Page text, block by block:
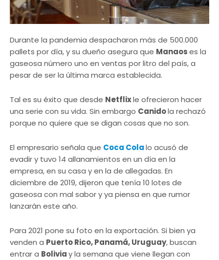
Durante la pandemia despacharon más de 500.000
pallets por día, y su dueño asegura que Manaoses la
gaseosa número uno en ventas por litro del país, a
pesar de ser la última marca establecida.
Tal es su éxito que desde Netflixle ofrecieron hacer
una serie con su vida. Sin embargo Canidola rechazó
porque no quiere que se digan cosas que no son.
El empresario señala que Coca Colalo acusó de
evadir y tuvo 14 allanamientos en un día en la
empresa, en su casa y en la de allegadas. En
diciembre de 2019, dijeron que tenía 10 lotes de
gaseosa con mal sabor y ya piensa en que rumor
lanzarán este año.
Para 2021 pone su foto en la exportación. Si bien ya
venden a Puerto Rico, Panamá, Uruguay, buscan
entrar a Boliviay la semana que viene llegan con